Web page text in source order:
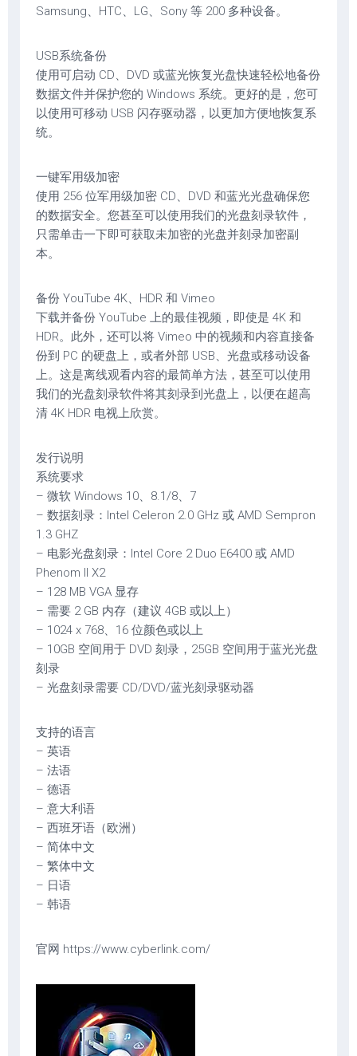
Samsung、HTC、LG、Sony 等 200 多种设备。
USB系统备份
使用可启动 CD、DVD 或蓝光恢复光盘快速轻松地备份
数据文件并保护您的 Windows 系统。更好的是，您可
以使用可移动 USB 闪存驱动器，以更加方便地恢复系
统。
一键军用级加密
使用 256 位军用级加密 CD、DVD 和蓝光光盘确保您
的数据安全。您甚至可以使用我们的光盘刻录软件，
只需单击一下即可获取未加密的光盘并刻录加密副
本。
备份 YouTube 4K、HDR 和 Vimeo
下载并备份 YouTube 上的最佳视频，即使是 4K 和
HDR。此外，还可以将 Vimeo 中的视频和内容直接备
份到 PC 的硬盘上，或者外部 USB、光盘或移动设备
上。这是离线观看内容的最简单方法，甚至可以使用
我们的光盘刻录软件将其刻录到光盘上，以便在超高
清 4K HDR 电视上欣赏。
发行说明
系统要求
– 微软 Windows 10、8.1/8、7
– 数据刻录：Intel Celeron 2.0 GHz 或 AMD Sempron
1.3 GHZ
– 电影光盘刻录：Intel Core 2 Duo E6400 或 AMD
Phenom II X2
– 128 MB VGA 显存
– 需要 2 GB 内存（建议 4GB 或以上）
– 1024 x 768、16 位颜色或以上
– 10GB 空间用于 DVD 刻录，25GB 空间用于蓝光光盘
刻录
– 光盘刻录需要 CD/DVD/蓝光刻录驱动器
支持的语言
– 英语
– 法语
– 德语
– 意大利语
– 西班牙语（欧洲）
– 简体中文
– 繁体中文
– 日语
– 韩语
官网 https://www.cyberlink.com/